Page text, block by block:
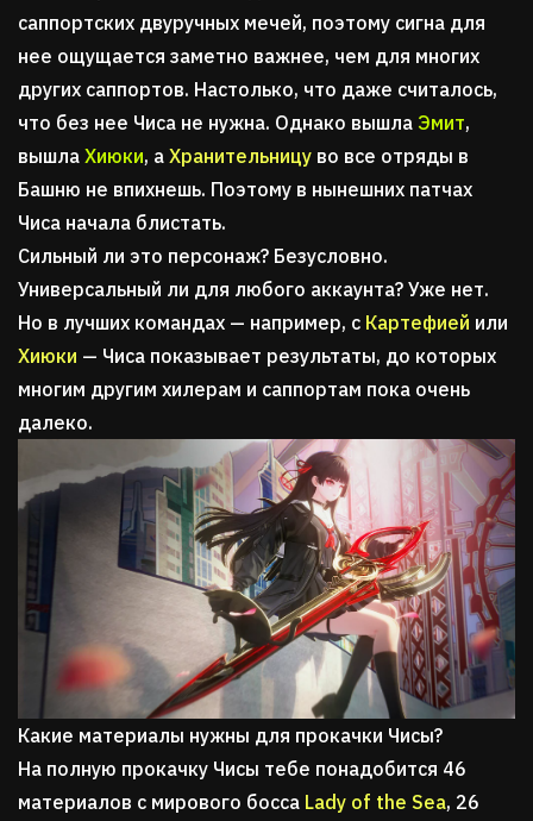
саппортских двуручных мечей, поэтому сигна для
нее ощущается заметно важнее, чем для многих
других саппортов. Настолько, что даже считалось,
что без нее Чиса не нужна. Однако вышла Эмит,
вышла Хиюки, а Хранительницу во все отряды в
Башню не впихнешь. Поэтому в нынешних патчах
Чиса начала блистать.
Сильный ли это персонаж? Безусловно.
Универсальный ли для любого аккаунта? Уже нет.
Но в лучших командах — например, с Картефией или
Хиюки — Чиса показывает результаты, до которых
многим другим хилерам и саппортам пока очень
далеко.
Какие материалы нужны для прокачки Чисы?
На полную прокачку Чисы тебе понадобится 46
материалов с мирового босса Lady of the Sea, 26